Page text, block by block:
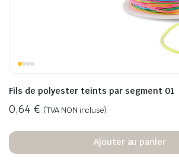
Fils de polyester teints par segment 01
0,64 € (TVA NON incluse)
Ajouter au panier